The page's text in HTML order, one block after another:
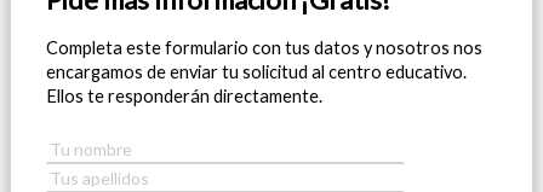
Completa este formulario con tus datos y nosotros nos
encargamos de enviar tu solicitud al centro educativo.
Ellos te responderán directamente.